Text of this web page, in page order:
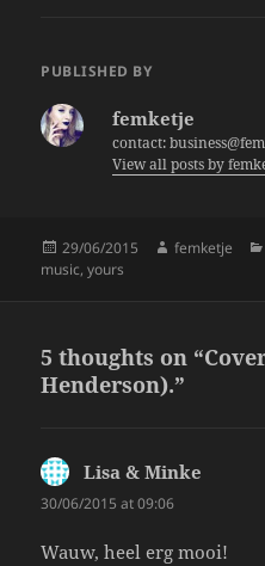
e er
PUBLISHED BY
femketje
contact:
View all posts by
Posted
on
29/06/2015 Author
femketje
music,yours
5 thoughts on
Henderson).”
Lisa & Minke
30/06/2015 at 09:06
Wauw, heel erg mooi!